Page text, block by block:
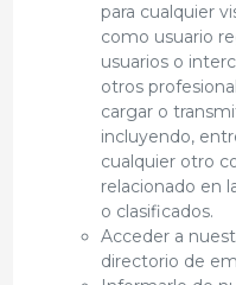
para cualquier
como usuario
usuarios o
otros
cargar o
incluyendo,
cualquier otro
relacionado en
o clasificados.
Acceder a
directorio de